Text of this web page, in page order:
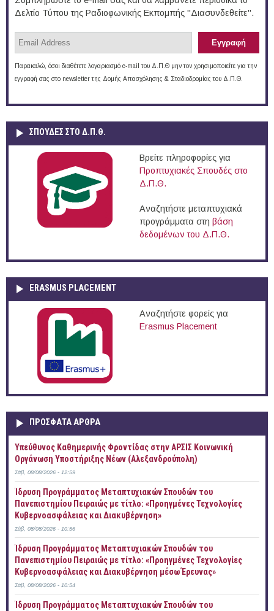
Δελτίο Τύπου της Ραδιοφωνικής Εκπομπής "Διασυνδεθείτε".
Παρακαλώ, όσοι διαθέτετε λογαριασμό e-mail του Δ.Π.Θ μην τον χρησιμοποιείτε για την
εγγραφή σας στο newsletter της Δομής Απασχόλησης & Σταδιοδρομίας του Δ.Π.Θ.
ΣΠΟΥΔΈΣ ΣΤΟ Δ.Π.Θ.
Βρείτε πληροφορίες για
Προπτυχιακές Σπουδές στο
Δ.Π.Θ.
Αναζητήστε μεταπτυχιακά
προγράμματα στη βάση
δεδομένων του Δ.Π.Θ.
ERASMUS PLACEMENT
Αναζητήστε φορείς για
Erasmus Placement
ΠΡOΣΦΑΤΑ AΡΘΡΑ
Yπεύθυνος Καθημερινής Φροντίδας στην ΑΡΣΙΣ Κοινωνική
Οργάνωση Υποστήριξης Νέων (Αλεξανδρούπολη)
Σάβ, 08/08/2026 - 12:59
Ίδρυση Προγράμματος Μεταπτυχιακών Σπουδών του
Πανεπιστημίου Πειραιώς με τίτλο: «Προηγμένες Τεχνολογίες
Κυβερνοασφάλειας και Διακυβέρνηση»
Σάβ, 08/08/2026 - 10:56
Ίδρυση Προγράμματος Μεταπτυχιακών Σπουδών του
Πανεπιστημίου Πειραιώς με τίτλο: «Προηγμένες Τεχνολογίες
Κυβερνοασφάλειας και Διακυβέρνηση μέσω Έρευνας»
Σάβ, 08/08/2026 - 10:54
Ίδρυση Προγράμματος Μεταπτυχιακών Σπουδών του